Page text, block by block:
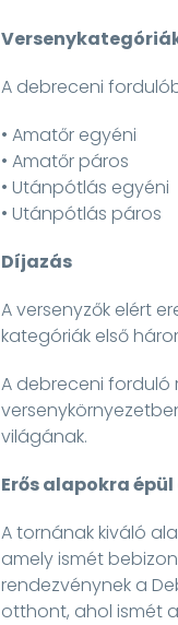
A debreceni
• Amatőr egyéni
• Amatőr páros
• Utánpótlás egyéni
• Utánpótlás páros
Díjazás
A versenyzők elért
kategóriák első
A debreceni forduló
világának.
Erős alapokra
A tornának kiváló
amely ismét
rendezvénynek a
otthont, ahol ismét